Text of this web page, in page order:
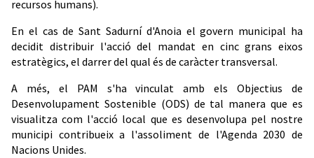
recursos humans).
En el cas de Sant Sadurní d'Anoia el govern municipal ha
decidit distribuir l'acció del mandat en cinc grans eixos
estratègics, el darrer del qual és de caràcter transversal.
A més, el PAM s'ha vinculat amb els Objectius de
Desenvolupament Sostenible (ODS) de tal manera que es
visualitza com l'acció local que es desenvolupa pel nostre
municipi contribueix a l'assoliment de l'Agenda 2030 de
Nacions Unides.